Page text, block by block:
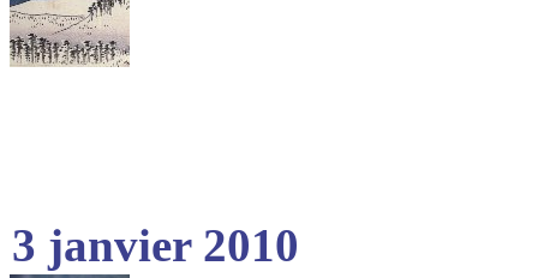
3 janvier 2010